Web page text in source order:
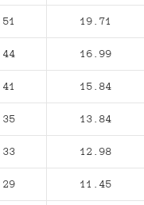
51 19.71
44 16.99
41 15.84
35 13.84
33 12.98
29 11.45